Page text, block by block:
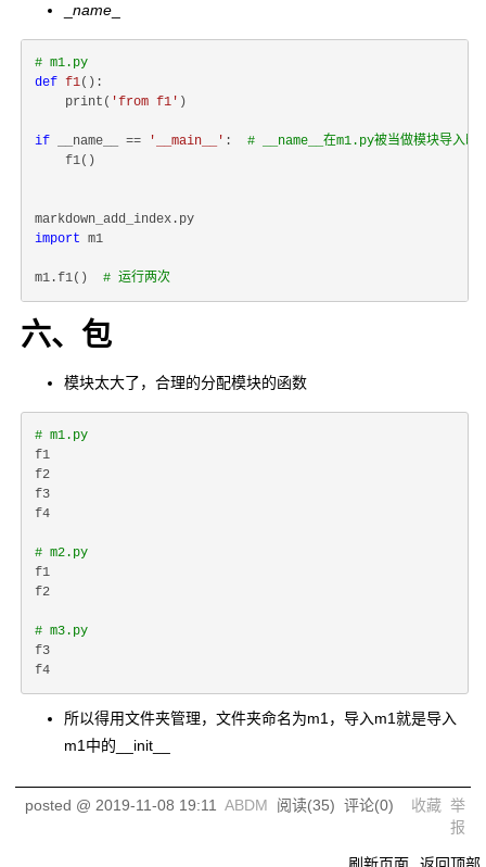
name
# m1.py
def f1():
    print(
'from f1' )
if __name__ == '__main__' : # __name__在m1.py被当做模块导入
    f1()
import m1
m1.f1() # 运行两次
六、包
模块太大了，合理的分配模块的函数
# m1.py
f1
f2
f3
f4
# m2.py
f1
f2
# m3.py
f3
所以得用文件夹管理，文件夹命名为m1，导入m1就是导入
m1中的__init__
posted @ 2019-11-08 19:11 ABDM 阅读(35) 评论(0) 收藏 举
报